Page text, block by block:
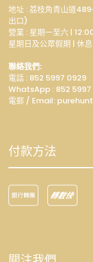
地址 : 荔枝角青山道
出口)
營業 : 星期一至六 |
星期日及公眾假期 | 休息
聯絡我們:
電話 : 852 5997 0929
WhatsApp : 852
電郵 / Email: p
付款方法